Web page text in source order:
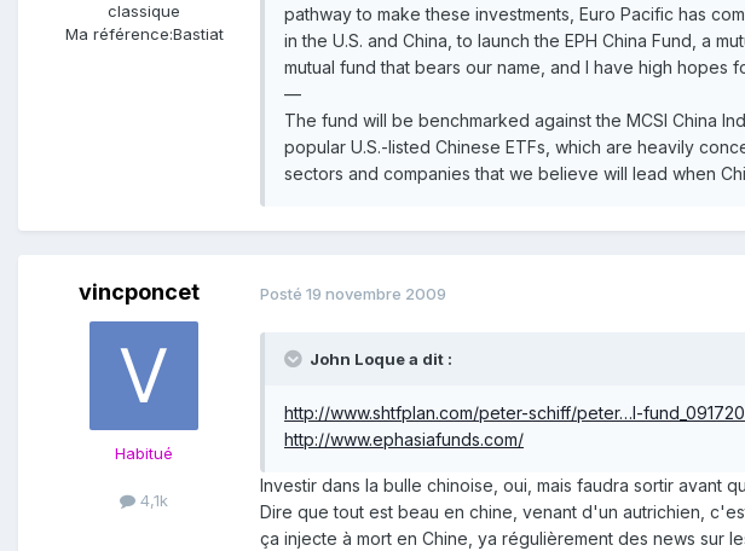
classique
Ma référence:Bastiat
pathway to make these investments, Euro Pacific has
in the U.S. and China, to launch the EPH China Fund, a
mutual fund that bears our name, and I have high hopes
—
The fund will be benchmarked against the MCSI China
popular U.S.-listed Chinese ETFs, which are heavily
sectors and companies that we believe will lead when
vincponcet
Habitué
4,1k
Posté 19 novembre 2009
John Loque a dit :
http://www.shtfplan.com/peter-schiff/peter…l-
http://www.ephasiafunds.com/
Investir dans la bulle chinoise, oui, mais faudra sortir avant
Dire que tout est beau en chine, venant d'un autrichien,
ça injecte à mort en Chine, ya régulièrement des news sur